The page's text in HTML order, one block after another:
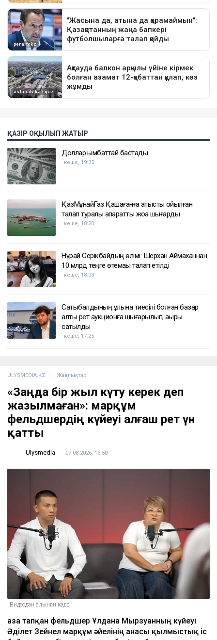
ҚАЗІР ОҚЫЛЫП ЖАТЫР
Доллар қымбаттай бастады
кеше, 19:35
ҚазМұнайГаз Қашағанға қатысты қойылған
талап туралы ақпаратты жоққа шығарды
кеше, 18:20
Нұрай Серікбайдың өлімі: Шерхан Аймаханнан
10 млрд теңге өтемақы талап етілді
кеше, 18:03
Сатыбалдының ұлына тиесілі болған базар
алты рет аукционға шығарылып, ақыры
сатылды
кеше, 17:25
ULYSMEDIA.KZ Жаңалықтар
«Заңда бір жыл күту керек деп
жазылмаған»: марқұм
фельдшердің күйеуі алғаш рет үн
қатты
Ulysmedia 07.08.2026, 13:50
Видеодан алынған кадр
Қаза тапқан фельдшер Ұлдана Мырзуанның күйеуі
Әділет Зейнел марқұм әйелінің анасы қылмыстық іс